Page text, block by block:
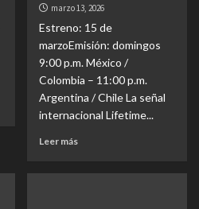
marzo 13, 2026
Estreno: 15 de
marzoEmisión: domingos
9:00 p.m. México /
Colombia – 11:00 p.m.
Argentina / Chile La señal
internacional Lifetime...
Leer más